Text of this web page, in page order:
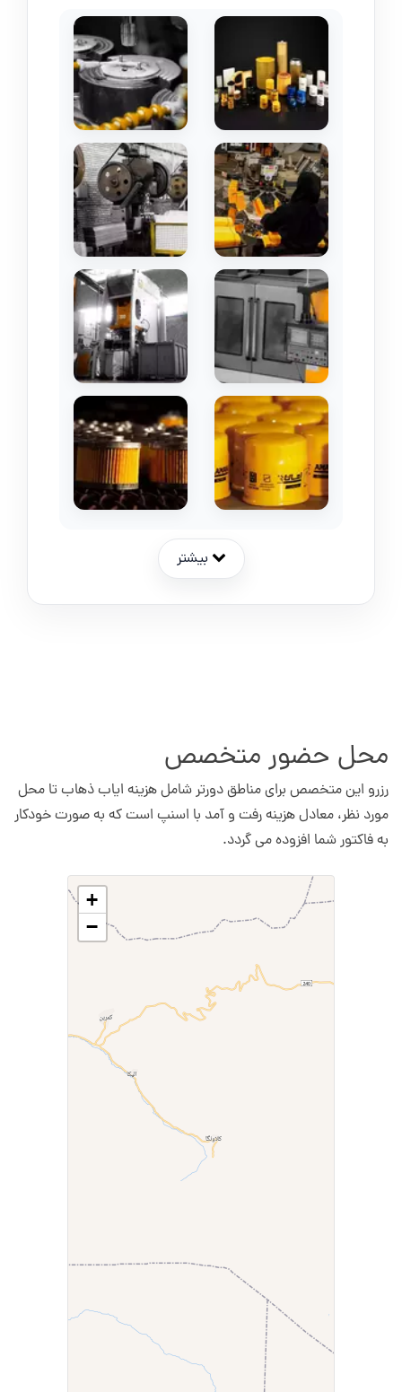
بیشتر
محل حضور متخصص
رزرو این متخصص برای مناطق دورتر شامل هزینه ایاب ذهاب تا محل
مورد نظر، معادل هزینه رفت و آمد با اسنپ است که به صورت خودکار
به فاکتور شما افزوده می گردد.
+
−